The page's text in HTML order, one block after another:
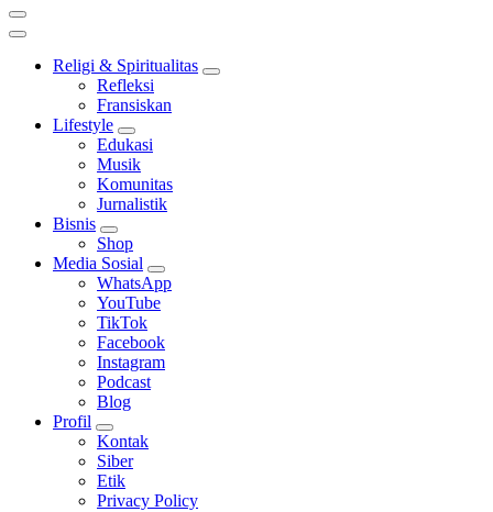
Religi & Spiritualitas
Refleksi
Fransiskan
Lifestyle
Edukasi
Musik
Komunitas
Jurnalistik
Bisnis
Shop
Media Sosial
WhatsApp
YouTube
TikTok
Facebook
Instagram
Podcast
Blog
Profil
Kontak
Siber
Etik
Privacy Policy